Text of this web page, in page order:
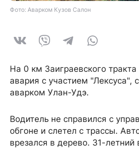
Фото: Аварком Кузов Салон
На 0 км Заиграевского
авария с участием "Лексуса",
аварком Улан-Удэ.
Водитель не справился с
обгоне и слетел с трассы.
врезался в дерево. 31-летний